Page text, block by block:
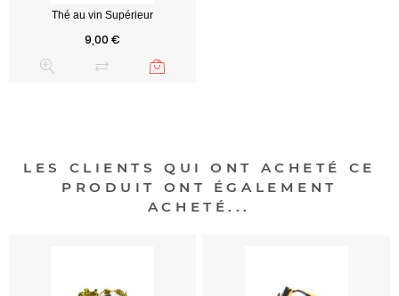
Prix
9,00 €
LES CLIENTS QUI ONT ACHETÉ CE
PRODUIT ONT ÉGALEMENT
ACHETÉ...